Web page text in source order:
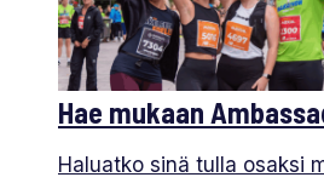
Hae mukaan
Haluatko sinä tulla osaksi